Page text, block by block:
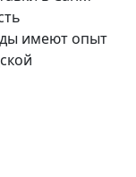
имеют опыт